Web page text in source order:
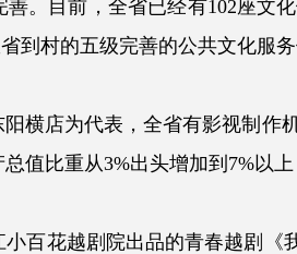
前，全省已经有102座文化
到村的五级完善的公共文化服务
为代表，全省有影视制作机
值比重从3%出头增加到7%以
花越剧院出品的青春越剧《我